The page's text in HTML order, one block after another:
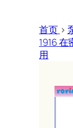
首页 >
1916
用